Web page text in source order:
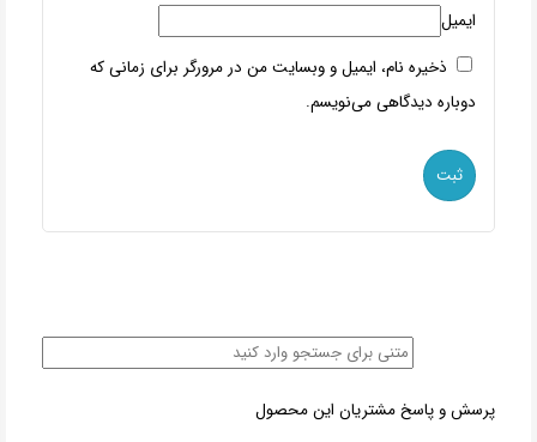
ایمیل
ذخیره نام، ایمیل و وبسایت من در مرورگر برای زمانی که
دوباره دیدگاهی می‌نویسم.
پرسش و پاسخ مشتریان این محصول